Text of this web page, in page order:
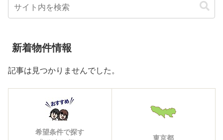
新着物件情報
記事は見つかりませんでした。
希望条件で探す
東京都